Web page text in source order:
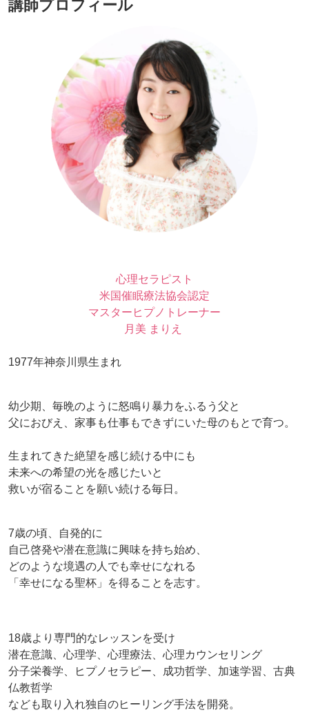
講師プロフィール
心理セラピスト
米国催眠療法協会認定
マスターヒプノトレーナー
月美 まりえ
1977年神奈川県生まれ
幼少期、毎晩のように怒鳴り暴力をふるう父と
父におびえ、家事も仕事もできずにいた母のもとで育つ。
生まれてきた絶望を感じ続ける中にも
未来への希望の光を感じたいと
救いが宿ることを願い続ける毎日。
7歳の頃、自発的に
自己啓発や潜在意識に興味を持ち始め、
どのような境遇の人でも幸せになれる
「幸せになる聖杯」を得ることを志す。
18歳より専門的なレッスンを受け
潜在意識、心理学、心理療法、心理カウンセリング
分子栄養学、ヒプノセラピー、成功哲学、加速学習、古典
仏教哲学
なども取り入れ独自のヒーリング手法を開発。